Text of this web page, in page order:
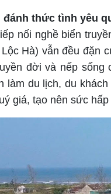
đánh thức tình yêu
nối nghề biển
Hà) vẫn đều đặn
đời và nếp
làm du lịch, du
giá, tạo nên sức